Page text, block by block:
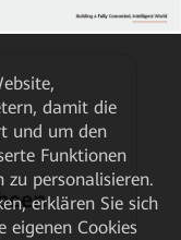
damit die
und um den
Funktionen
personalisieren.
erklären Sie sich
eigenen Cookies